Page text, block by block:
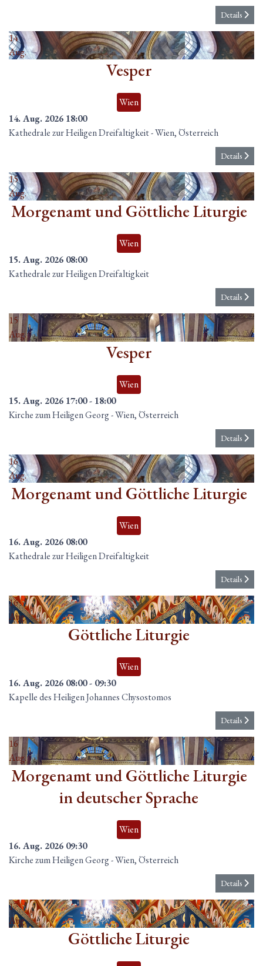
Details
14
Aug.
Vesper
Wien
14. Aug. 2026 18:00
Kathedrale zur Heiligen Dreifaltigkeit-Wien, Österreich
Details
15
Aug.
Morgenamt und Göttliche Liturgie
Wien
15. Aug. 2026 08:00
Kathedrale zur Heiligen Dreifaltigkeit
Details
15
Aug.
Vesper
Wien
15. Aug. 2026 17:00- 18:00
Kirche zum Heiligen Georg-Wien, Österreich
Details
16
Aug.
Morgenamt und Göttliche Liturgie
Wien
16. Aug. 2026 08:00
Kathedrale zur Heiligen Dreifaltigkeit
Details
16
Aug.
Göttliche Liturgie
Wien
16. Aug. 2026 08:00- 09:30
Kapelle des Heiligen Johannes Chysostomos
Details
16
Aug.
Morgenamt und Göttliche Liturgie
in deutscher Sprache
Wien
16. Aug. 2026 09:30
Kirche zum Heiligen Georg-Wien, Österreich
Details
17
Aug.
Göttliche Liturgie